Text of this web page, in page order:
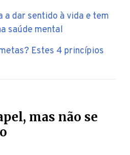
a dar sentido à vida e tem
saúde mental
Estes 4 princípios
mas não se